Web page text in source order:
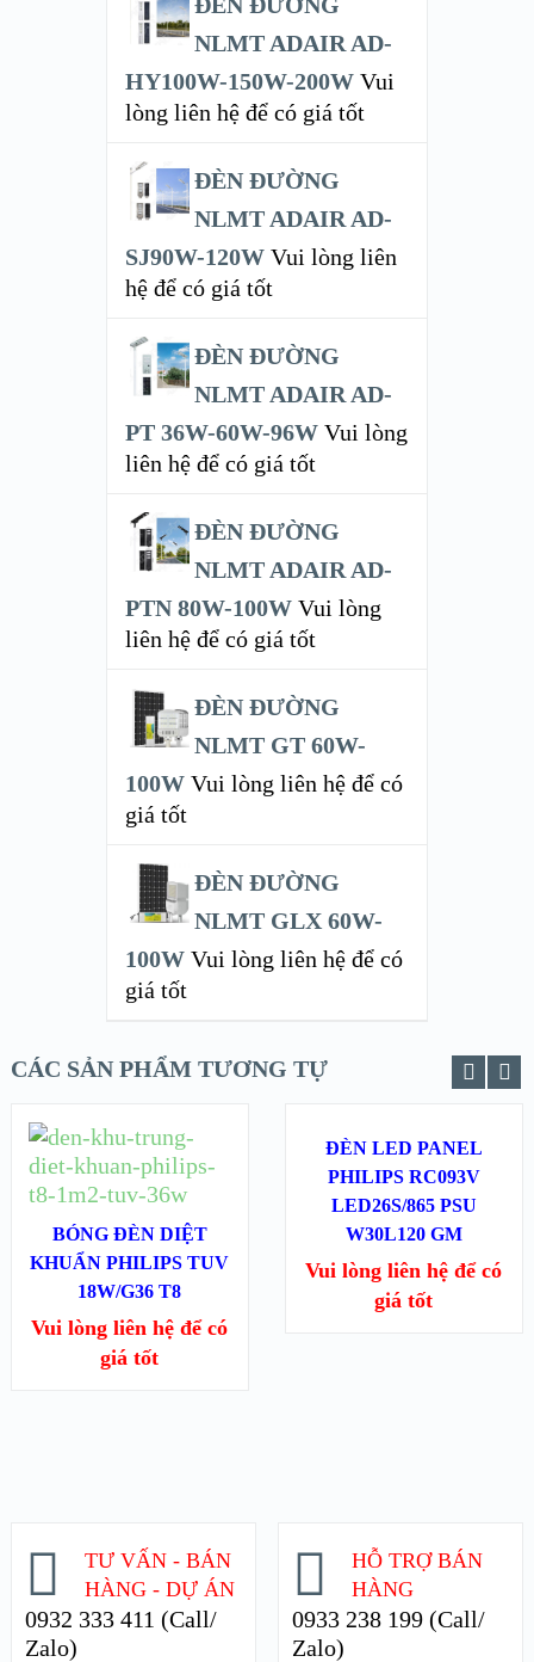
NLMT ADAIR AD-
HY100W-150W-200W Vui
lòng liên hệ để có giá tốt
ĐÈN ĐƯỜNG
NLMT ADAIR AD-
SJ90W-120W Vui lòng liên
hệ để có giá tốt
ĐÈN ĐƯỜNG
NLMT ADAIR AD-
PT 36W-60W-96W Vui lòng
liên hệ để có giá tốt
ĐÈN ĐƯỜNG
NLMT ADAIR AD-
PTN 80W-100W Vui lòng
liên hệ để có giá tốt
ĐÈN ĐƯỜNG
NLMT GT 60W-
100W Vui lòng liên hệ để có
giá tốt
ĐÈN ĐƯỜNG
NLMT GLX 60W-
100W Vui lòng liên hệ để có
giá tốt
CÁC SẢN PHẨM TƯƠNG TỰ
XEM NHANH
XEM CHI TIẾT
ĐỌC TIẾP
BÓNG ĐÈN DIỆT
KHUẨN PHILIPS TUV
18W/G36 T8
Vui lòng liên hệ để có
giá tốt
XEM NHANH
XEM CHI TIẾT
ĐÈN LED PANEL
PHILIPS RC093V
LED26S/865 PSU
W30L120 GM
Vui lòng liên hệ để có
giá tốt
TƯ VẤN - BÁN
HÀNG - DỰ ÁN
0932 333 411 (Call/
Zalo)
HỖ TRỢ BÁN
HÀNG
0933 238 199 (Call/
Zalo)